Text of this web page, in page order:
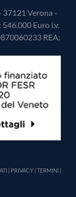
37121 Verona -
Euro i.v.
REA:
| PRIVACY| TERMINI|